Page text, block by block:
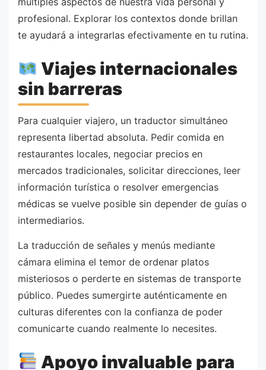
profesional. Explorar los contextos donde brillan
te ayudará a integrarlas efectivamente en tu rutina.
Viajes internacionales
sin barreras
Para cualquier viajero, un traductor simultáneo
representa libertad absoluta. Pedir comida en
restaurantes locales, negociar precios en
mercados tradicionales, solicitar direcciones, leer
información turística o resolver emergencias
médicas se vuelve posible sin depender de guías o
intermediarios.
La traducción de señales y menús mediante
cámara elimina el temor de ordenar platos
misteriosos o perderte en sistemas de transporte
público. Puedes sumergirte auténticamente en
culturas diferentes con la confianza de poder
comunicarte cuando realmente lo necesites.
Apoyo invaluable para